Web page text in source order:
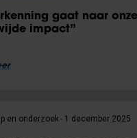
gaat naar
impact”
en onderzoek 1 december 2025